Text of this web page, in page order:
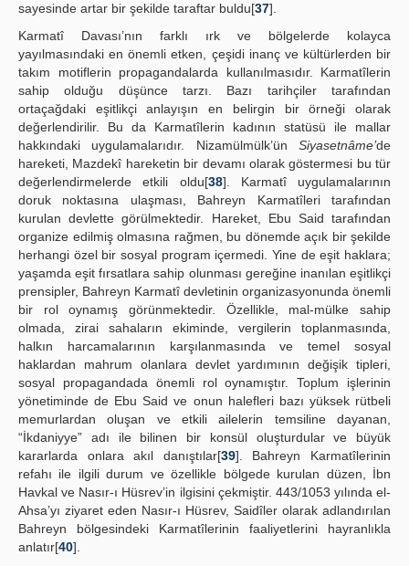
sayesinde artar bir şekilde taraftar buldu[37].
Karmatî Davası’nın farklı ırk ve bölgelerde kolayca
yayılmasındaki en önemli etken, çeşidi inanç ve kültürlerden bir
takım motiflerin propagandalarda kullanılmasıdır. Karmatîlerin
sahip olduğu düşünce tarzı. Bazı tarihçiler tarafından
ortaçağdaki eşitlikçi anlayışın en belirgin bir örneği olarak
değerlendirilir. Bu da Karmatîlerin kadının statüsü ile mallar
hakkındaki uygulamalarıdır. Nizamülmülk’ün Siyasetnâme’de
hareketi, Mazdekî hareketin bir devamı olarak göstermesi bu tür
değerlendirmelerde etkili oldu[38]. Karmatî uygulamalarının
doruk noktasına ulaşması, Bahreyn Karmatîleri tarafından
kurulan devlette görülmektedir. Hareket, Ebu Said tarafından
organize edilmiş olmasına rağmen, bu dönemde açık bir şekilde
herhangi özel bir sosyal program içermedi. Yine de eşit haklara;
yaşamda eşit fırsatlara sahip olunması gereğine inanılan eşitlikçi
prensipler, Bahreyn Karmatî devletinin organizasyonunda önemli
bir rol oynamış görünmektedir. Özellikle, mal-mülke sahip
olmada, zirai sahaların ekiminde, vergilerin toplanmasında,
halkın harcamalarının karşılanmasında ve temel sosyal
haklardan mahrum olanlara devlet yardımının değişik tipleri,
sosyal propagandada önemli rol oynamıştır. Toplum işlerinin
yönetiminde de Ebu Said ve onun halefleri bazı yüksek rütbeli
memurlardan oluşan ve etkili ailelerin temsiline dayanan,
“İkdaniyye” adı ile bilinen bir konsül oluşturdular ve büyük
kararlarda onlara akıl danıştılar[39]. Bahreyn Karmatîlerinin
refahı ile ilgili durum ve özellikle bölgede kurulan düzen, İbn
Havkal ve Nasır-ı Hüsrev’in ilgisini çekmiştir. 443/1053 yılında el-
Ahsa’yı ziyaret eden Nasır-ı Hüsrev, Saidîler olarak adlandırılan
Bahreyn bölgesindeki Karmatîlerinin faaliyetlerini hayranlıkla
anlatır[40].